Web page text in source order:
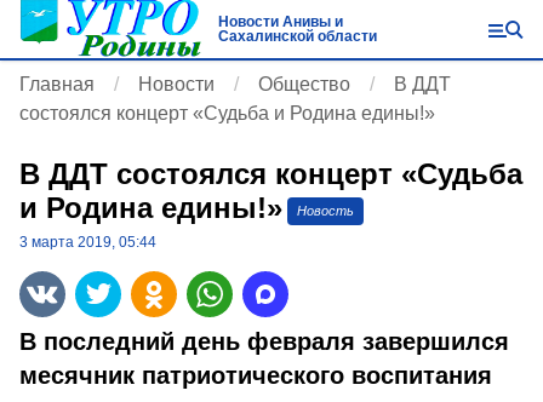
Новости Анивы и
Сахалинской области
Главная Новости Общество
В ДДТ
состоялся концерт «Судьба и Родина едины!»
В ДДТ состоялся концерт «Судьба
и Родина едины!»
Новость
3 марта 2019, 05:44
В последний день февраля завершился
месячник патриотического воспитания